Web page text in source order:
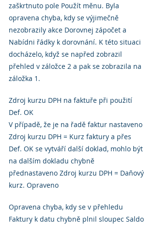
zaškrtnuto pole Použít měnu. Byla
opravena chyba, kdy se výjimečně
nezobrazily akce Dorovnej zápočet a
Nabídni řádky k dorovnání. K této situaci
docházelo, když se napřed zobrazil
přehled v záložce 2 a pak se zobrazila na
záložka 1.
Zdroj kurzu DPH na faktuře při použití
Def. OK
V případě, že je na řadě faktur nastaveno
Zdroj kurzu DPH = Kurz faktury a přes
Def. OK se vytváří další doklad, mohlo být
na dalším dokladu chybně
přednastaveno Zdroj kurzu DPH = Daňový
kurz. Opraveno
Opravena chyba, kdy se v přehledu
Faktury k datu chybně plnil sloupec Saldo